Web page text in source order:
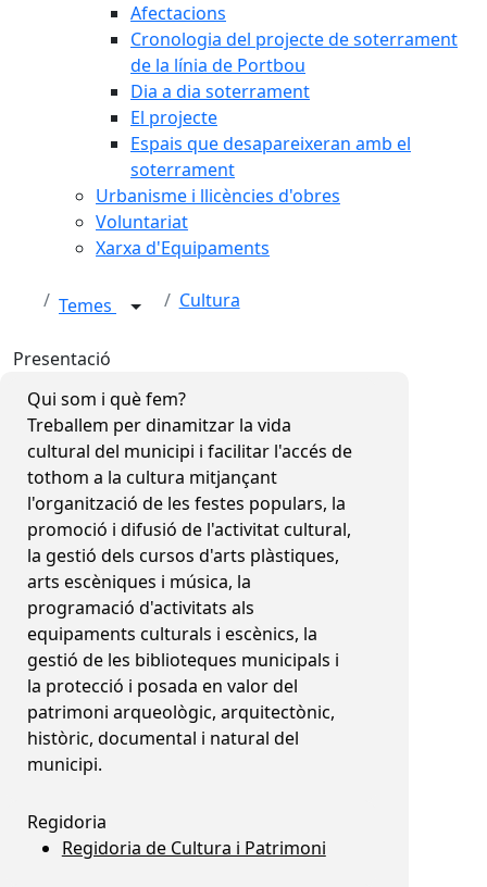
Afectacions
Cronologia del projecte de soterrament
de la línia de Portbou
Dia a dia soterrament
El projecte
Espais que desapareixeran amb el
soterrament
Urbanisme i llicències d'obres
Voluntariat
Xarxa d'Equipaments
Temes Cultura
Presentació
Qui som i què fem?
Treballem per dinamitzar la vida
cultural del municipi i facilitar l'accés de
tothom a la cultura mitjançant
l'organització de les festes populars, la
promoció i difusió de l'activitat cultural,
la gestió dels cursos d'arts plàstiques,
arts escèniques i música, la
programació d'activitats als
equipaments culturals i escènics, la
gestió de les biblioteques municipals i
la protecció i posada en valor del
patrimoni arqueològic, arquitectònic,
històric, documental i natural del
municipi.
Regidoria
Regidoria de Cultura i Patrimoni